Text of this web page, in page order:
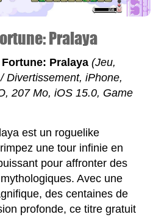
Pralaya
Pralaya (Jeu,
Divertissement, iPhone,
207 Mo, iOS 15.0, Game
est un roguelike
une tour infinie en
pour affronter des
Avec une
des centaines de
profonde, ce titre gratuit